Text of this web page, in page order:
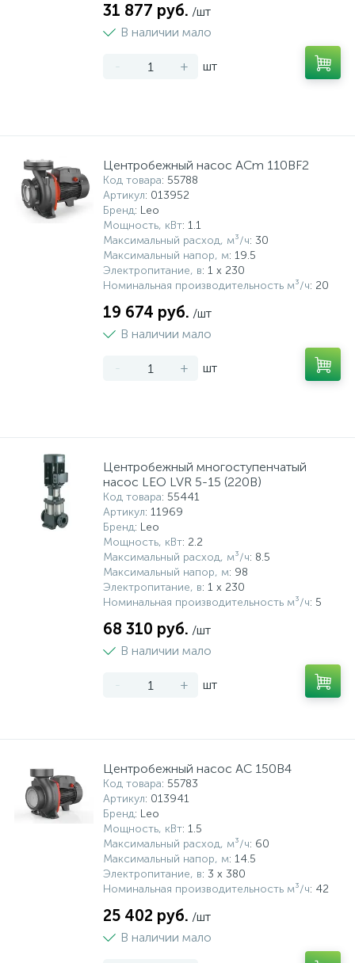
31 877 руб. /шт
В наличии мало
- + шт
Центробежный насос ACm 110BF2
Код товара: 55788
Артикул: 013952
Бренд: Leo
Мощность, кВт: 1.1
Максимальный расход, м³/ч: 30
Максимальный напор, м: 19.5
Электропитание, в: 1 x 230
Номинальная производительность м³/ч: 20
19 674 руб. /шт
В наличии мало
- + шт
Центробежный многоступенчатый
насос LEO LVR 5-15 (220В)
Код товара: 55441
Артикул: 11969
Бренд: Leo
Мощность, кВт: 2.2
Максимальный расход, м³/ч: 8.5
Максимальный напор, м: 98
Электропитание, в: 1 x 230
Номинальная производительность м³/ч: 5
68 310 руб. /шт
В наличии мало
- + шт
Центробежный насос AC 150B4
Код товара: 55783
Артикул: 013941
Бренд: Leo
Мощность, кВт: 1.5
Максимальный расход, м³/ч: 60
Максимальный напор, м: 14.5
Электропитание, в: 3 х 380
Номинальная производительность м³/ч: 42
25 402 руб. /шт
В наличии мало